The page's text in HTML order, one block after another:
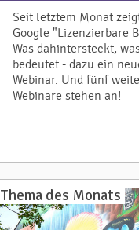
Seit letztem Monat
Google "Lizenzierbare
Was dahintersteckt,
bedeutet - dazu ein
Webinar. Und fünf
Webinare stehen an!
Thema des Monats